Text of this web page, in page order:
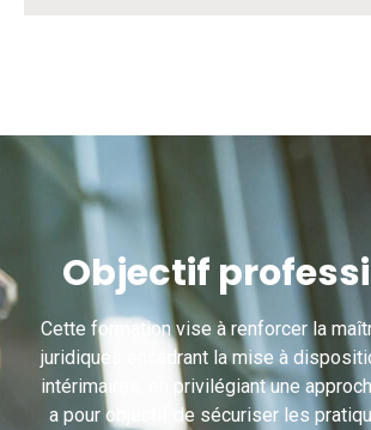
Objectif
Cette formation vise à renforcer la
juridiques encadrant la mise à
intérimaires, en privilégiant une
a pour objectif de sécuriser les